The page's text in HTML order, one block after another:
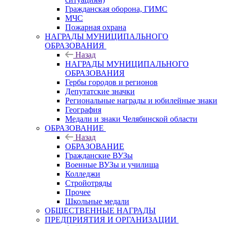
Гражданская оборона, ГИМС
МЧС
Пожарная охрана
НАГРАДЫ МУНИЦИПАЛЬНОГО
ОБРАЗОВАНИЯ
Назад
НАГРАДЫ МУНИЦИПАЛЬНОГО
ОБРАЗОВАНИЯ
Гербы городов и регионов
Депутатские значки
Региональные награды и юбилейные знаки
География
Медали и знаки Челябинской области
ОБРАЗОВАНИЕ
Назад
ОБРАЗОВАНИЕ
Гражданские ВУЗы
Военные ВУЗы и училища
Колледжи
Стройотряды
Прочее
Школьные медали
ОБЩЕСТВЕННЫЕ НАГРАДЫ
ПРЕДПРИЯТИЯ И ОРГАНИЗАЦИИ